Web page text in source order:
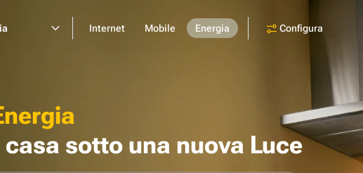
Internet Mobile Energia Configura
sotto una nuova Luce